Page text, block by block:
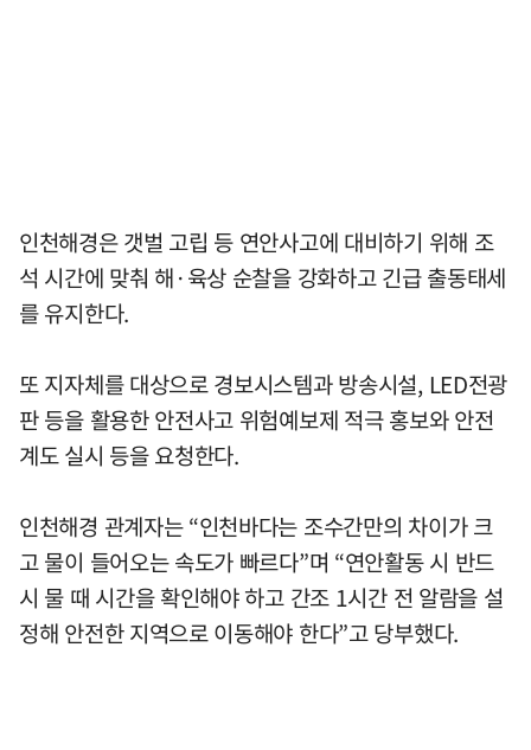
인천해경은 갯벌 고립 등 연안사고에 대비하기 위해 조
석 시간에 맞춰 해·육상 순찰을 강화하고 긴급 출동태세
를 유지한다.
또 지자체를 대상으로 경보시스템과 방송시설, LED전광
판 등을 활용한 안전사고 위험예보제 적극 홍보와 안전
계도 실시 등을 요청한다.
인천해경 관계자는 “인천바다는 조수간만의 차이가 크
고 물이 들어오는 속도가 빠르다”며 “연안활동 시 반드
시 물 때 시간을 확인해야 하고 간조 1시간 전 알람을 설
정해 안전한 지역으로 이동해야 한다”고 당부했다.